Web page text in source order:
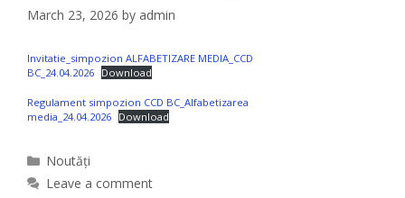
March 23, 2026 by admin
Invitatie_simpozion ALFABETIZARE MEDIA_CCD
BC_24.04.2026 Download
Regulament simpozion CCD BC_Alfabetizarea
media_24.04.2026 Download
Categories
Noutăți
Leave a comment